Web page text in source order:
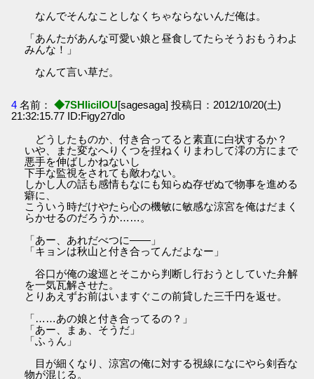
なんでそんなことしなくちゃならないんだ俺は。
「あんたがあんな可愛い娘と昼食してたらそうおもうわよ
みんな！」
なんて言い草だ。
4 名前： ◆7SHIicilOU[sagesaga] 投稿日：2012/10/20(土)
21:32:15.77 ID:Figy27dlo
どうしたものか、付き合ってると素直に白状するか？
いや、また変なへりくつを捏ねくりまわして澪の方にまで
悪手を伸ばしかねないし
下手な監視をされても敵わない。
しかし人の話も感情もなにも知らぬ存ぜぬで物事を進める
癖に、
こういう時だけやたら心の機敏に敏感な涼宮を俺はだまく
らかせるのだろうか……。
「あー、あれだべつに――」
「キョンは秋山と付き合ってんだよなー」
谷口が俺の逡巡とそこから判断し行おうとしていた弁解
を一気瓦解させた。
とりあえずお前はいますぐこの前貸した三千円を返せ。
「……あの娘と付き合ってるの？」
「あー、まぁ、そうだ」
「ふぅん」
目が細くなり、涼宮の俺に対する視線になにやら剣呑な
物が混じる。